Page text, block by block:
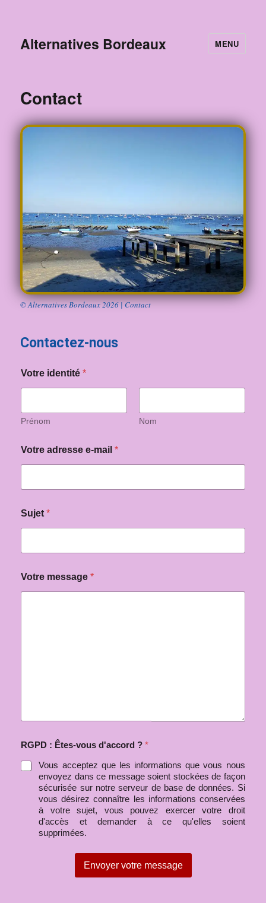
Alternatives Bordeaux MENU
Contact
© Alternatives Bordeaux 2026 | Contact
Contactez-nous
Votre identité*
Prénom Nom
u
j
t
'
a
c
o
d
Votre adresse e-mail*
Sujet*
Votre message*
RGPD : Êtes-vous d'accord ?*
Vous acceptez que les informations que vous nous
envoyez dans ce message soient stockées de façon
sécurisée sur notre serveur de base de données. Si
vous désirez connaître les informations conservées
à votre sujet, vous pouvez exercer votre droit
d'accès et demander à ce qu'elles soient
supprimées.
Envoyer votre message